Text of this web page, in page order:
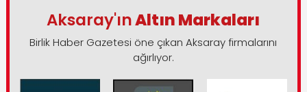
Aksaray'ınAltın Markaları
Birlik Haber Gazetesi öne çıkan Aksaray firmalarını
ağırlıyor.